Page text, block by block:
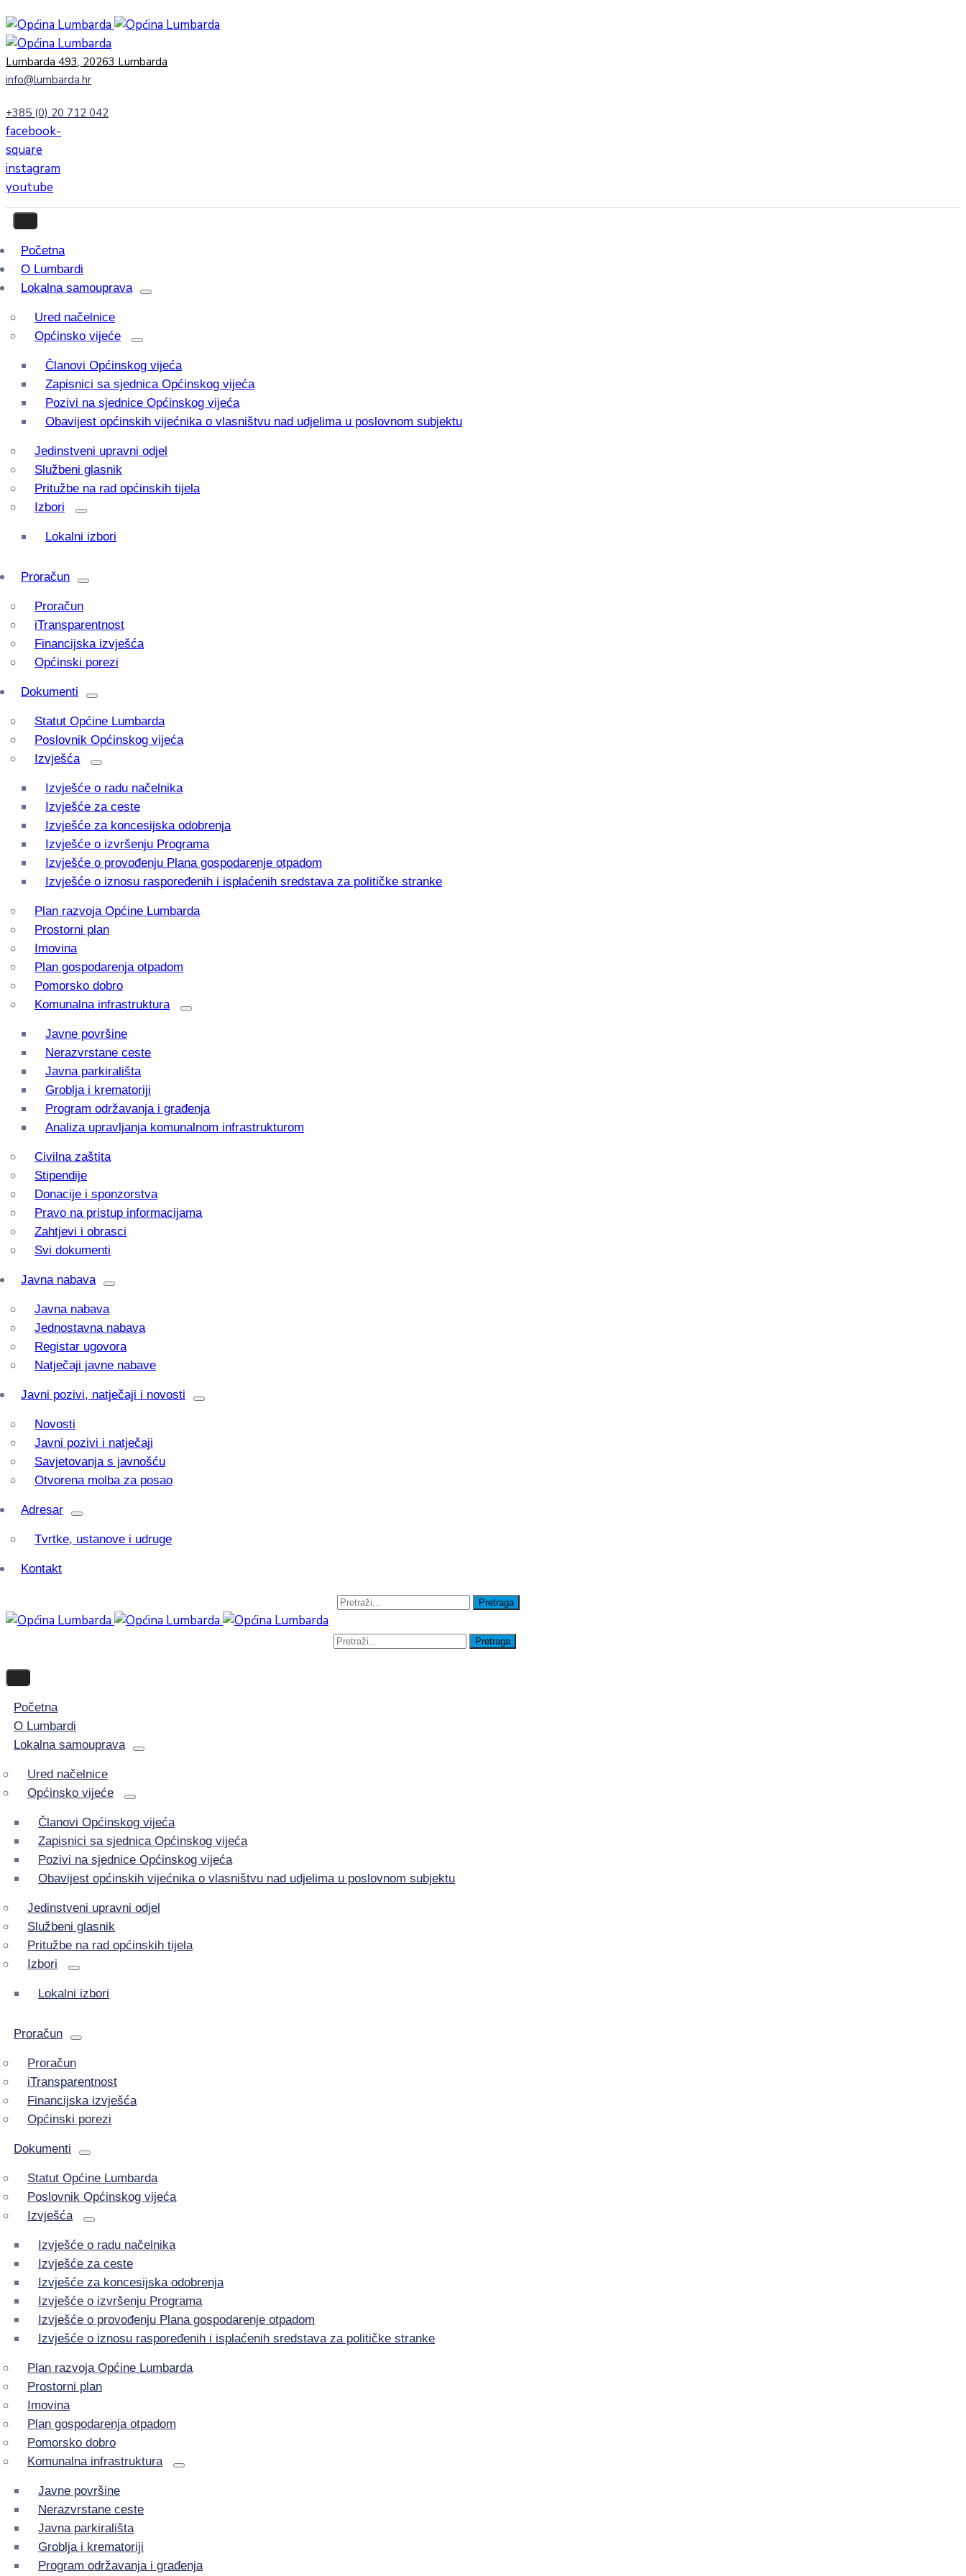
Lumbarda 493, 20263 Lumbarda
info@lumbarda.hr
+385 (0) 20 712 042
facebook-
square
instagram
youtube
Početna
O Lumbardi
Lokalna samouprava
Ured načelnice
Općinsko vijeće
Članovi Općinskog vijeća
Zapisnici sa sjednica Općinskog vijeća
Pozivi na sjednice Općinskog vijeća
Obavijest općinskih vijećnika o vlasništvu nad udjelima u poslovnom subjektu
Jedinstveni upravni odjel
Službeni glasnik
Pritužbe na rad općinskih tijela
Izbori
Lokalni izbori
Proračun
Proračun
iTransparentnost
Financijska izvješća
Općinski porezi
Dokumenti
Statut Općine Lumbarda
Poslovnik Općinskog vijeća
Izvješća
Izvješće o radu načelnika
Izvješće za ceste
Izvješće za koncesijska odobrenja
Izvješće o izvršenju Programa
Izvješće o provođenju Plana gospodarenje otpadom
Izvješće o iznosu raspoređenih i isplaćenih sredstava za političke stranke
Plan razvoja Općine Lumbarda
Prostorni plan
Imovina
Plan gospodarenja otpadom
Pomorsko dobro
Komunalna infrastruktura
Javne površine
Nerazvrstane ceste
Javna parkirališta
Groblja i krematoriji
Program održavanja i građenja
Analiza upravljanja komunalnom infrastrukturom
Civilna zaštita
Stipendije
Donacije i sponzorstva
Pravo na pristup informacijama
Zahtjevi i obrasci
Svi dokumenti
Javna nabava
Javna nabava
Jednostavna nabava
Registar ugovora
Natječaji javne nabave
Javni pozivi, natječaji i novosti
Novosti
Javni pozivi i natječaji
Savjetovanja s javnošću
Otvorena molba za posao
Adresar
Tvrtke, ustanove i udruge
Kontakt
Početna
O Lumbardi
Lokalna samouprava
Ured načelnice
Općinsko vijeće
Članovi Općinskog vijeća
Zapisnici sa sjednica Općinskog vijeća
Pozivi na sjednice Općinskog vijeća
Obavijest općinskih vijećnika o vlasništvu nad udjelima u poslovnom subjektu
Jedinstveni upravni odjel
Službeni glasnik
Pritužbe na rad općinskih tijela
Izbori
Lokalni izbori
Proračun
Proračun
iTransparentnost
Financijska izvješća
Općinski porezi
Dokumenti
Statut Općine Lumbarda
Poslovnik Općinskog vijeća
Izvješća
Izvješće o radu načelnika
Izvješće za ceste
Izvješće za koncesijska odobrenja
Izvješće o izvršenju Programa
Izvješće o provođenju Plana gospodarenje otpadom
Izvješće o iznosu raspoređenih i isplaćenih sredstava za političke stranke
Plan razvoja Općine Lumbarda
Prostorni plan
Imovina
Plan gospodarenja otpadom
Pomorsko dobro
Komunalna infrastruktura
Javne površine
Nerazvrstane ceste
Javna parkirališta
Groblja i krematoriji
Program održavanja i građenja